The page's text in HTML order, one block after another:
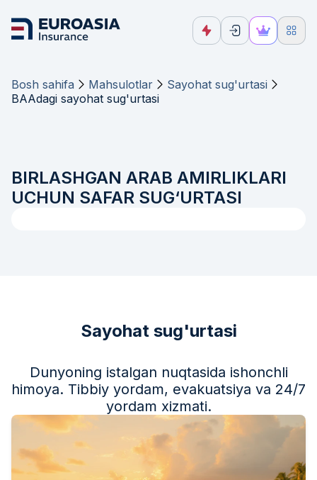
Bosh sahifa Mahsulotlar
Sayohat sug'urtasi
BAAdagi sayohat sug'urtasi
BIRLASHGAN ARAB AMIRLIKLARI
UCHUN SAFAR SUG‘URTASI
Sayohat sug'urtasi
Dunyoning istalgan nuqtasida ishonchli
himoya. Tibbiy yordam, evakuatsiya va 24/7
yordam xizmati.